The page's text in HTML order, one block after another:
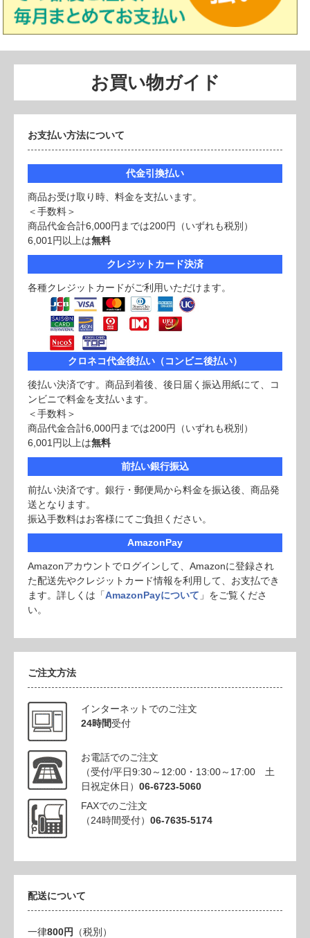
お買い物ガイド
お支払い方法について
代金引換払い
商品お受け取り時、料金を支払います。
＜手数料＞
商品代金合計6,000円までは200円（いずれも税別）
6,001円以上は無料
クレジットカード決済
各種クレジットカードがご利用いただけます。
クロネコ代金後払い（コンビニ後払い）
後払い決済です。商品到着後、後日届く振込用紙にて、コ
ンビニで料金を支払います。
＜手数料＞
商品代金合計6,000円までは200円（いずれも税別）
6,001円以上は無料
前払い銀行振込
前払い決済です。銀行・郵便局から料金を振込後、商品発
送となります。
振込手数料はお客様にてご負担ください。
AmazonPay
Amazonアカウントでログインして、Amazonに登録され
た配送先やクレジットカード情報を利用して、お支払でき
ます。詳しくは「AmazonPayについて 」をご覧くださ
い。
ご注文方法
インターネットでのご注文
24時間受付
お電話でのご注文
（受付/平日9:30～12:00・13:00～17:00 土
日祝定休日） 06-6723-5060
FAXでのご注文
（24時間受付） 06-7635-5174
配送について
一律800円 （税別）